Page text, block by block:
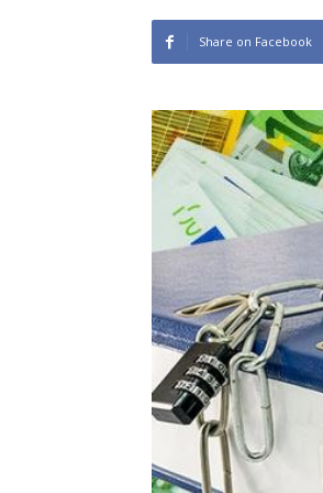
Share on Facebook